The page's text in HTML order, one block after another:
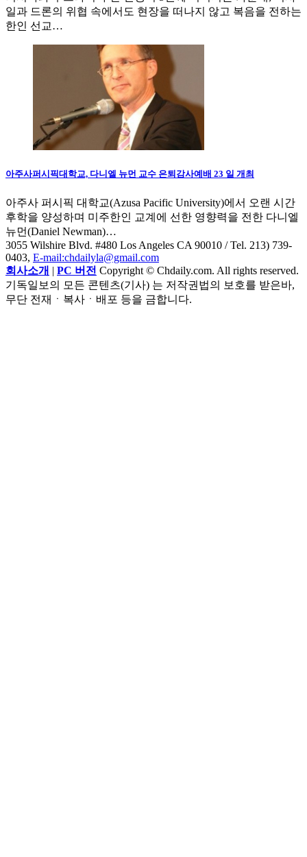
일과 드론의 위협 속에서도 현장을 떠나지 않고 복음을 전하는
한인 선교…
아주사퍼시픽대학교, 다니엘 뉴먼 교수 은퇴감사예배 23 일 개최
아주사 퍼시픽 대학교(Azusa Pacific University)에서 오랜 시간
후학을 양성하며 미주한인 교계에 선한 영향력을 전한 다니엘
뉴먼(Daniel Newman)…
3055 Wilshire Blvd. #480 Los Angeles CA 90010 / Tel. 213) 739-
0403, E-mail:chdailyla@gmail.com
회사소개 | PC 버전 Copyright © Chdaily.com. All rights reserved.
기독일보의 모든 콘텐츠(기사) 는 저작권법의 보호를 받은바,
무단 전재ㆍ복사ㆍ배포 등을 금합니다.